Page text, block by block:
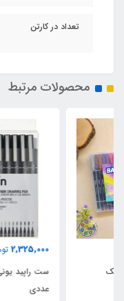
تعداد در کارتن
محصولات مرتبط
تومان
ست راپید یونی پین مشکی 12